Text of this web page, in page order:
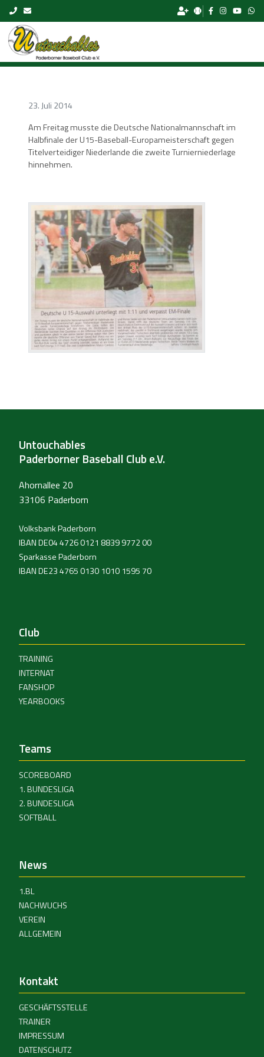
Skip to content
23. Juli 2014
Am Freitag musste die Deutsche Nationalmannschaft im
Halbfinale der U15-Baseball-Europameisterschaft gegen
Titelverteidiger Niederlande die zweite Turnierniederlage
hinnehmen.
Untouchables
Paderborner Baseball Club e.V.
Ahornallee 20
33106 Paderborn
Volksbank Paderborn
IBAN DE04 4726 0121 8839 9772 00
Sparkasse Paderborn
IBAN DE23 4765 0130 1010 1595 70
Club
TRAINING
INTERNAT
FANSHOP
YEARBOOKS
Teams
SCOREBOARD
1. BUNDESLIGA
2. BUNDESLIGA
SOFTBALL
News
1.BL
NACHWUCHS
VEREIN
ALLGEMEIN
Kontakt
GESCHÄFTSSTELLE
TRAINER
IMPRESSUM
DATENSCHUTZ